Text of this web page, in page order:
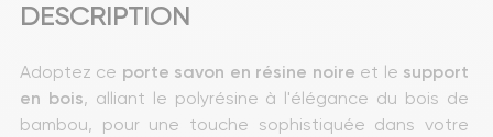
DESCRIPTION
Adoptez ce porte savon en résine noire et le support
en bois, alliant le polyrésine à l'élégance du bois de
bambou, pour une touche sophistiquée dans votre